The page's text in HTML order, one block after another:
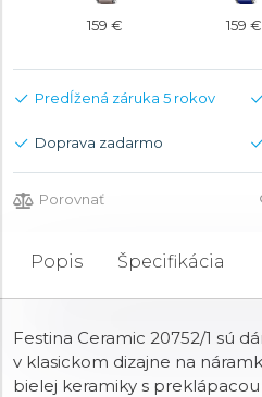
159 € 159 €
Predĺžená záruka 5 rokov
Doprava zadarmo
Porovnať
Popis Špecifikácia
Festina Ceramic 20752/1 sú
v klasickom dizajne na
bielej keramiky s